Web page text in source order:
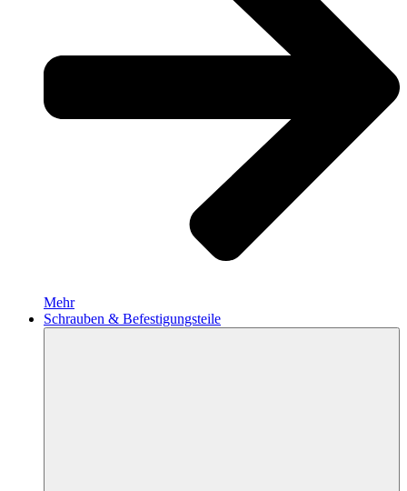
Mehr
Schrauben & Befestigungsteile